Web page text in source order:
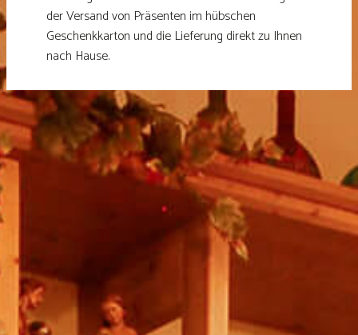
der Versand von Präsenten im hübschen
Geschenkkarton und die Lieferung direkt zu Ihnen
nach Hause.